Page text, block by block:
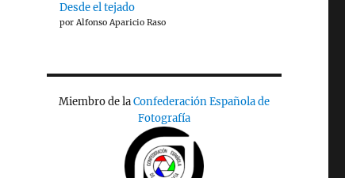
Desde el tejado
por Alfonso Aparicio Raso
Miembro de laConfederación Española de
Fotografía